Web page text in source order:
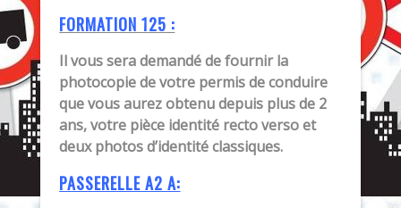
FORMATION 125 :
Il vous sera demandé de fournir la
photocopie de votre permis de conduire
que vous aurez obtenu depuis plus de 2
ans, votre pièce identité recto verso et
deux photos d’identité classiques.
PASSERELLE A2 A: